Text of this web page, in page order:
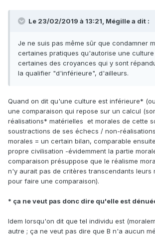
Le 23/02/2019 à 13:21, Mégillea dit :
Je ne suis pas même sûr que condamner
certaines pratiques qu'autorise une
certaines des croyances qui y sont
la qualifier "d'inférieure", d'ailleurs.
Quand on dit qu'une culture est inférieure*
une comparaison qui repose sur un calcul
réalisations* matérielles et morales de cette
soustractions de ses échecs / non-
morales = un certain bilan, comparable
propre civilisation -évidemment la partie
comparaison présuppose que le réalisme
n'y aurait pas de critères transcendants leurs
pour faire une comparaison).
* ça ne veut pas donc dire qu'elle est
Idem lorsqu'on dit que tel individu est
autre ; ça ne veut pas dire que B n'a aucun